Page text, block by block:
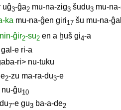
uĝ3-ĝa2 mu-na-zig3 šudu3 mu-
ka mu-na-ĝen giri17 šu mu-na-
nin-ĝir2-su2 en a ḫuš gi4-a
gal-e ri-a
ri> nu-tuku
e2-zu ma-ra-du3-e
nu-ĝu10
7-e gu3 ba-a-de2